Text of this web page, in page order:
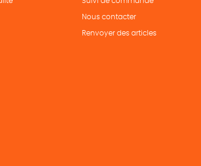
Nous contacter
Renvoyer des articles